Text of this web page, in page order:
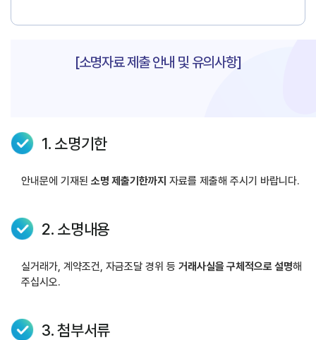
[소명자료 제출 안내 및 유의사항]
1. 소명기한
안내문에 기재된 소명 제출기한까지 자료를 제출해 주시기 바랍니다.
2. 소명내용
실거래가, 계약조건, 자금조달 경위 등 거래사실을 구체적으로 설명해
주십시오.
3. 첨부서류